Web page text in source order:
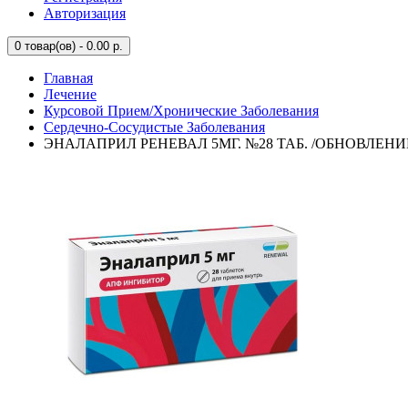
Авторизация
0 товар(ов) - 0.00 р.
Главная
Лечение
Курсовой Прием/Хронические Заболевания
Сердечно-Сосудистые Заболевания
ЭНАЛАПРИЛ РЕНЕВАЛ 5МГ. №28 ТАБ. /